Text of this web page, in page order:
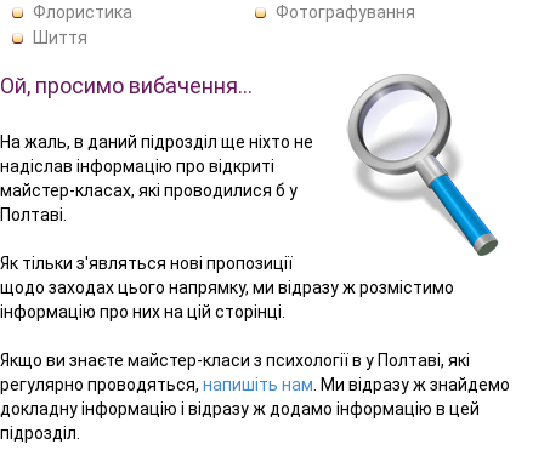
Флористика
Фотографування
Шиття
Ой, просимо вибачення…
На жаль, в даний підрозділ ще ніхто не
надіслав інформацію про відкриті
майстер-класах, які проводилися б у
Полтаві.
Як тільки з'являться нові пропозиції
щодо заходах цього напрямку, ми відразу ж розмістимо
інформацію про них на цій сторінці.
Якщо ви знаєте майстер-класи з психології в у Полтаві, які
регулярно проводяться, напишіть нам . Ми відразу ж знайдемо
докладну інформацію і відразу ж додамо інформацію в цей
підрозділ.